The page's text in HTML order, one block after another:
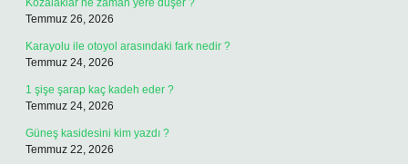
Kozalaklar ne zaman yere düşer ?
Temmuz 26, 2026
Karayolu ile otoyol arasındaki fark nedir ?
Temmuz 24, 2026
1 şişe şarap kaç kadeh eder ?
Temmuz 24, 2026
Güneş kasidesini kim yazdı ?
Temmuz 22, 2026